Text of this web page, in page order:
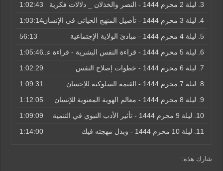
3. ليلة 2 محرم 1444 - النصر والخذلان _ دلالات فكرية
1:02:43
4. ليلة 3 محرم 1444 - تأصيل المنهج الحياتي في الإنسان
1:03:14
5.
ليلة 4 محرم 1444 - مبادئ الولاية الإجتماعية
56:13
6. ليلة 5 محرم 1444 - قراءة النفس البشرية - قراءة علوية
1:05:46
7. ليلة 6 محرم 1444 - خطوات إصلاح النفس
1:02:29
8. ليلة 7 محرم 1444 - القيمة السلوكية للإحسان
1:09:31
9. ليلة 8 محرم 1444 - معالم الهوية المعنوية للإنسان
1:12:05
10.
ليلة 9 محرم 1444 - تأثير الأدب النبوي في التنمية
1:09:09
11.
ليلة 10 محرم 1444 - وبذل مهجته فيك 1:14:00
شارك هذه: